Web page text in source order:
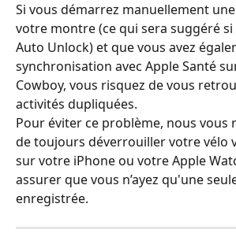
Si vous démarrez manuellement
votre montre (ce qui sera suggéré
Auto Unlock) et que vous avez
synchronisation avec Apple Santé
Cowboy, vous risquez de vous
activités dupliquées.
Pour éviter ce problème, nous vous
de toujours déverrouiller votre vélo
sur votre iPhone ou votre Apple
assurer que vous n’ayez qu'une
enregistrée.